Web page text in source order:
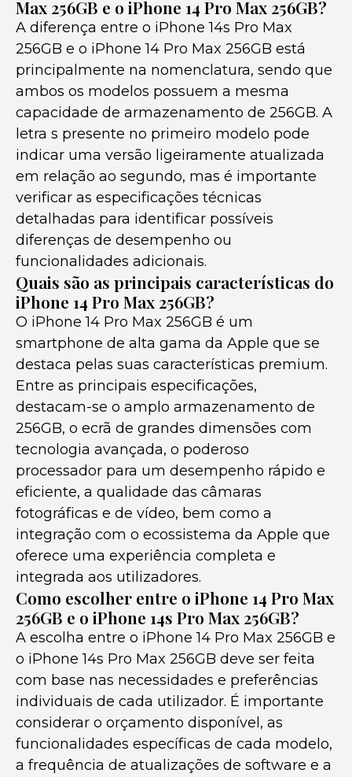
Max 256GB e o iPhone 14 Pro Max 256GB?
A diferença entre o iPhone 14s Pro Max
256GB e o iPhone 14 Pro Max 256GB está
principalmente na nomenclatura, sendo que
ambos os modelos possuem a mesma
capacidade de armazenamento de 256GB. A
letra s presente no primeiro modelo pode
indicar uma versão ligeiramente atualizada
em relação ao segundo, mas é importante
verificar as especificações técnicas
detalhadas para identificar possíveis
diferenças de desempenho ou
funcionalidades adicionais.
Quais são as principais características do
iPhone 14 Pro Max 256GB?
O iPhone 14 Pro Max 256GB é um
smartphone de alta gama da Apple que se
destaca pelas suas características premium.
Entre as principais especificações,
destacam-se o amplo armazenamento de
256GB, o ecrã de grandes dimensões com
tecnologia avançada, o poderoso
processador para um desempenho rápido e
eficiente, a qualidade das câmaras
fotográficas e de vídeo, bem como a
integração com o ecossistema da Apple que
oferece uma experiência completa e
integrada aos utilizadores.
Como escolher entre o iPhone 14 Pro Max
256GB e o iPhone 14s Pro Max 256GB?
A escolha entre o iPhone 14 Pro Max 256GB e
o iPhone 14s Pro Max 256GB deve ser feita
com base nas necessidades e preferências
individuais de cada utilizador. É importante
considerar o orçamento disponível, as
funcionalidades específicas de cada modelo,
a frequência de atualizações de software e a